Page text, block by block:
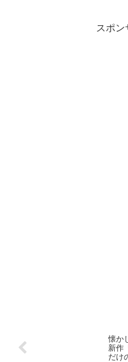
スポン
懐か
新作
だけ